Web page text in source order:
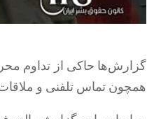
گزارش‌ها حاکی از تداوم
همچون تماس تلفنی و